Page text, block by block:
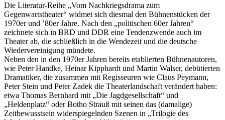
Die Literatur-Reihe „Vom Nachkriegsdrama zum
Gegenwartstheater“ widmet sich diesmal den Bühnenstücken der
1970er und ’80er Jahre. Nach den „politischen 60er Jahren“
zeichnete sich in BRD und DDR eine Tendenzwende auch im
Theater ab, die schließlich in die Wendezeit und die deutsche
Wiedervereinigung mündete.
Neben den in den 1970er Jahren bereits etablierten Bühnenautoren,
wie Peter Handke, Heinar Kipphardt und Martin Walser, debütierten
Dramatiker, die zusammen mit Regisseuren wie Claus Peymann,
Peter Stein und Peter Zadek die Theaterlandschaft verändert haben:
etwa Thomas Bernhard mit „Die Jagdgesellschaft“ und
„Heldenplatz“ oder Botho Strauß mit seinen das (damalige)
Zeitbewusstsein widerspiegelnden Szenen in „Trilogie des